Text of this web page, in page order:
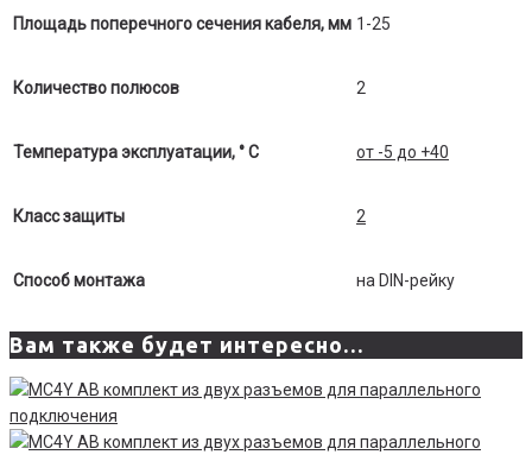
Площадь поперечного сечения кабеля, мм 1-25
Количество полюсов 2
Температура эксплуатации, ° С от -5 до +40
Класс защиты 2
Способ монтажа на DIN-рейку
Вам также будет интересно…